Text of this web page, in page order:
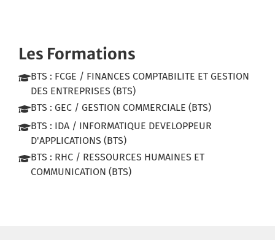
Les Formations
BTS : FCGE / FINANCES COMPTABILITE ET GESTION
DES ENTREPRISES (BTS)
BTS : GEC / GESTION COMMERCIALE (BTS)
BTS : IDA / INFORMATIQUE DEVELOPPEUR
D'APPLICATIONS (BTS)
BTS : RHC / RESSOURCES HUMAINES ET
COMMUNICATION (BTS)